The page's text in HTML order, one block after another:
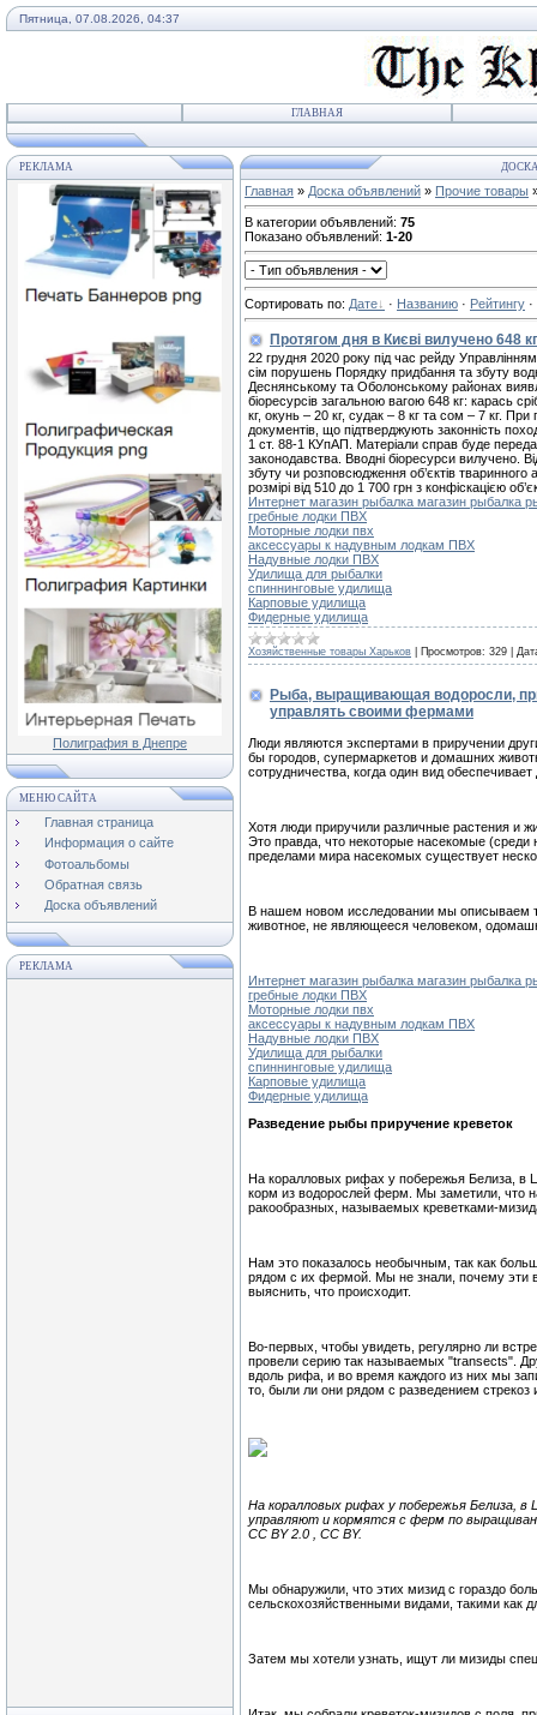
Пятница, 07.08.2026, 04:37
ГЛАВНАЯ
РЕКЛАМА
Полиграфия в Днепре
МЕНЮ САЙТА
Главная страница
Информация о сайте
Фотоальбомы
Обратная связь
Доска объявлений
РЕКЛАМА
Главная » Доска объявлений » Прочие товары
В категории объявлений: 75
Показано объявлений: 1-20
Сортировать по: Дате · Названию · Рейтингу ·
Протягом дня в Києві вилучено 648
22 грудня 2020 року під час рейду
сім порушень Порядку придбання та збуту
Деснянському та Оболонському районах
біоресурсів загальною вагою 648 кг: карась
кг, окунь – 20 кг, судак – 8 кг та сом – 7 кг.
документів, що підтверджують законність
1 ст. 88-1 КУпАП. Матеріали справ буде
законодавства. Вводні біоресурси вилучено.
збуту чи розповсюдження об’єктів
розмірі від 510 до 1 700 грн з конфіскацією
Интернет магазин рыбалка магазин рыбалка
гребные лодки ПВХ
Моторные лодки пвх
аксессуары к надувным лодкам ПВХ
Надувные лодки ПВХ
Удилища для рыбалки
спиннинговые удилища
Карповые удилища
Фидерные удилища
Хозяйственные товары Харьков Просмотров: 329
Рыба, выращивающая водоросли,
управлять своими фермами
Люди являются экспертами в приручении
бы городов, супермаркетов и домашних
сотрудничества, когда один вид
Хотя люди приручили различные растения и
Это правда, что некоторые насекомые
пределами мира насекомых существует
В нашем новом исследовании мы описываем
животное, не являющееся человеком,
Интернет магазин рыбалка магазин рыбалка
гребные лодки ПВХ
Моторные лодки пвх
аксессуары к надувным лодкам ПВХ
Надувные лодки ПВХ
Удилища для рыбалки
спиннинговые удилища
Карповые удилища
Фидерные удилища
Разведение рыбы приручение креветок
На коралловых рифах у побережья Белиза, в
корм из водорослей ферм. Мы заметили, что
ракообразных, называемых креветками-
Нам это показалось необычным, так как
рядом с их фермой. Мы не знали, почему эти
выяснить, что происходит.
Во-первых, чтобы увидеть, регулярно ли
провели серию так называемых "transects".
вдоль рифа, и во время каждого из них мы
то, были ли они рядом с разведением стрекоз
На коралловых рифах у побережья Белиза,
управляют и кормятся с ферм по
CC BY 2.0 , CC BY.
Мы обнаружили, что этих мизид с гораздо
сельскохозяйственными видами, такими как
Затем мы хотели узнать, ищут ли мизиды